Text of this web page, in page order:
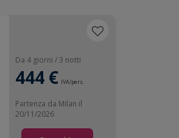
Da 4 giorni / 3 notti
444 € IVA/pers.
Partenza da Milan il
20/11/2026